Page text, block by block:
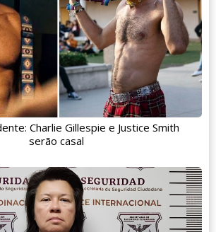
Charlie Gillespie e Justice Smith
serão casal